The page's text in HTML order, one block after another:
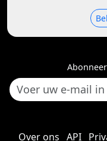
Over ons API